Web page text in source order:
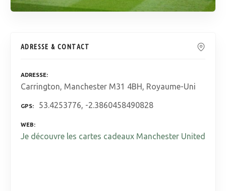
ADRESSE & CONTACT
ADRESSE
Carrington, Manchester M31 4BH, Royaume-Uni
GPS 53.4253776, -2.3860458490828
WEB
Je découvre les cartes cadeaux Manchester United